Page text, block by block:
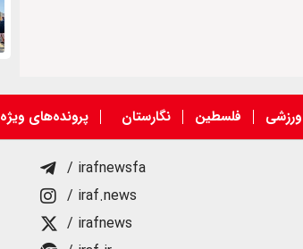
ورزشی فلسطین نگارستان پرونده‌های ویژه
/ irafnewsfa
/ iraf.news
/ irafnews